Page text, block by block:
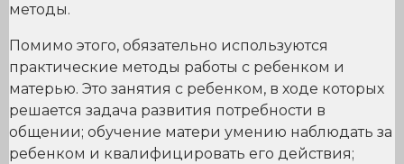
методы.
Помимо этого, обязательно используются
практические методы работы с ребенком и
матерью. Это занятия с ребенком, в ходе которых
решается задача развития потребности в
общении; обучение матери умению наблюдать за
ребенком и квалифицировать его действия;